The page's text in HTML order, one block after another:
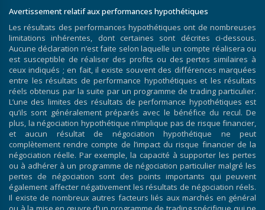
Avertissement relatif aux performances hypothétiques
Les résultats des performances hypothétiques ont de nombreuses
limitations inhérentes, dont certaines sont décrites ci-dessous.
Aucune déclaration n’est faite selon laquelle un compte réalisera ou
est susceptible de réaliser des profits ou des pertes similaires à
ceux indiqués ; en fait, il existe souvent des différences marquées
entre les résultats de performance hypothétiques et les résultats
réels obtenus par la suite par un programme de trading particulier.
L’une des limites des résultats de performance hypothétiques est
qu’ils sont généralement préparés avec le bénéfice du recul. De
plus, la négociation hypothétique n’implique pas de risque financier,
et aucun résultat de négociation hypothétique ne peut
complètement rendre compte de l’impact du risque financier de la
négociation réelle. Par exemple, la capacité à supporter les pertes
ou à adhérer à un programme de négociation particulier malgré les
pertes de négociation sont des points importants qui peuvent
également affecter négativement les résultats de négociation réels.
Il existe de nombreux autres facteurs liés aux marchés en général